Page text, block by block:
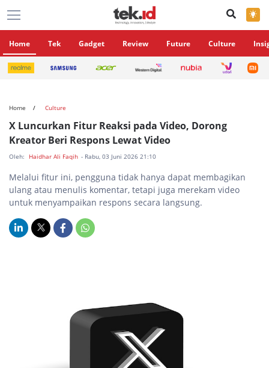
×
Home Tek Gadget Review Future Culture
Home Culture
X Luncurkan Fitur Reaksi pada Video, Dorong
Kreator Beri Respons Lewat Video
Oleh: Haidhar Ali Faqih - Rabu, 03 Juni 2026 21:10
Melalui fitur ini, pengguna tidak hanya dapat membagikan
ulang atau menulis komentar, tetapi juga merekam video
untuk menyampaikan respons secara langsung.